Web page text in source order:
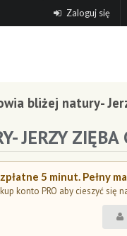
Zaloguj się
bliżej natury-
JERZY ZIĘBA
5 minut. Pełny
konto PRO aby cieszyć się